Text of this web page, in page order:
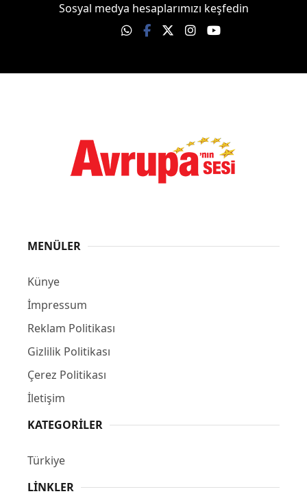
Sosyal medya hesaplarımızı keşfedin
MENÜLER
Künye
İmpressum
Reklam Politikası
Gizlilik Politikası
Çerez Politikası
İletişim
KATEGORILER
Türkiye
LINKLER